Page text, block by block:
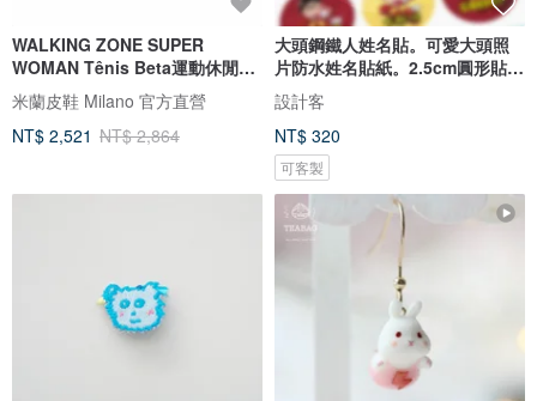
WALKING ZONE SUPER
WOMAN Tênis Beta運動休閒鞋
女鞋-暖白
米蘭皮鞋 Milano 官方直營
NT$ 2,521 NT$ 2,864
大頭鋼鐵人姓名貼。可愛大頭照
片防水姓名貼紙。2.5cm圓形貼
92枚
設計客
NT$ 320
可客製